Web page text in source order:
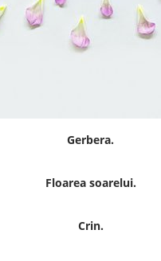
Gerbera.
Floarea soarelui.
Crin.